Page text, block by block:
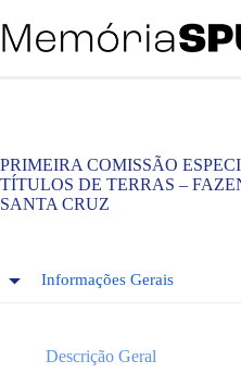
para
o
PRIMEIRA COMISSÃO
TÍTULOS DE TERRAS –
SANTA CRUZ
Informações Gerais
Descrição Geral